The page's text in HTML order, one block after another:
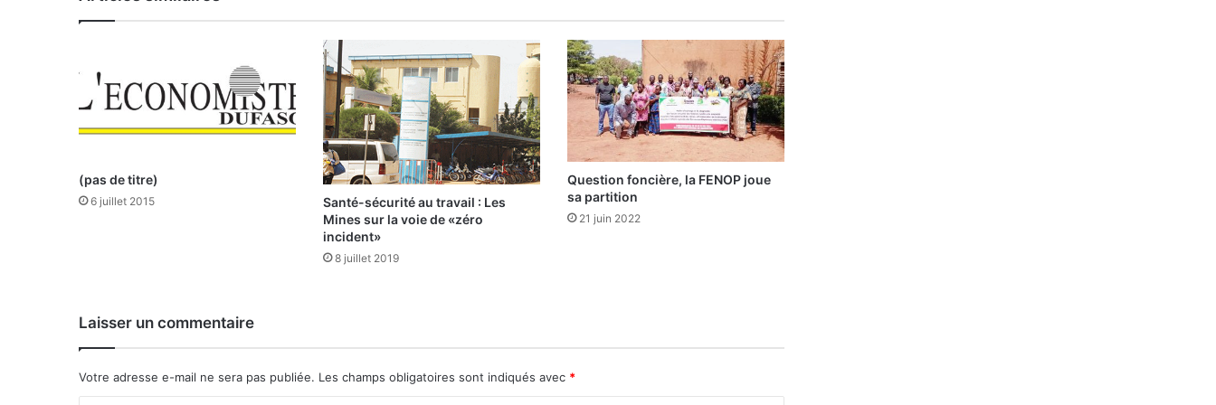
K
a
o
p
p
p
r
i
c
(pas de titre)
6 juillet 2015
Santé-sécurité au travail : Les
Mines sur la voie de «zéro
incident»
8 juillet 2019
Question foncière, la FENOP joue
sa partition
21 juin 2022
Laisser un commentaire
Votre adresse e-mail ne sera pas publiée. Les champs obligatoires sont indiqués avec *